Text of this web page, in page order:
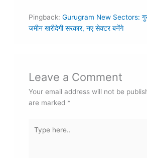
Pingback: Gurugram New Sectors:
जमीन खरीदेगी सरकार, नए सेक्टर बनेंगे
Leave a Comment
Your email address will not be
are marked *
here..